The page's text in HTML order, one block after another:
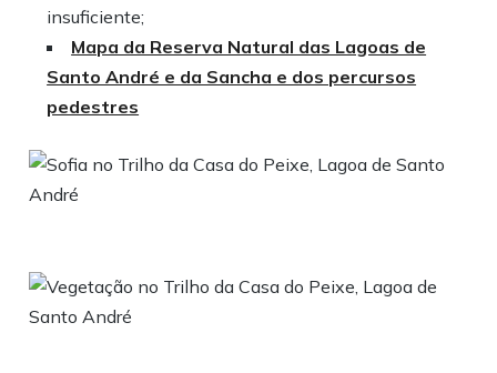
insuficiente;
Mapa da Reserva Natural das Lagoas de
Santo André e da Sancha e dos percursos
pedestres